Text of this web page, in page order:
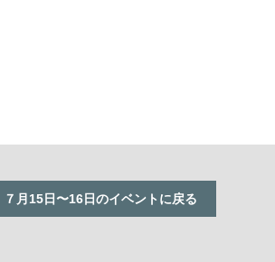
７月15日〜16日のイベントに戻る